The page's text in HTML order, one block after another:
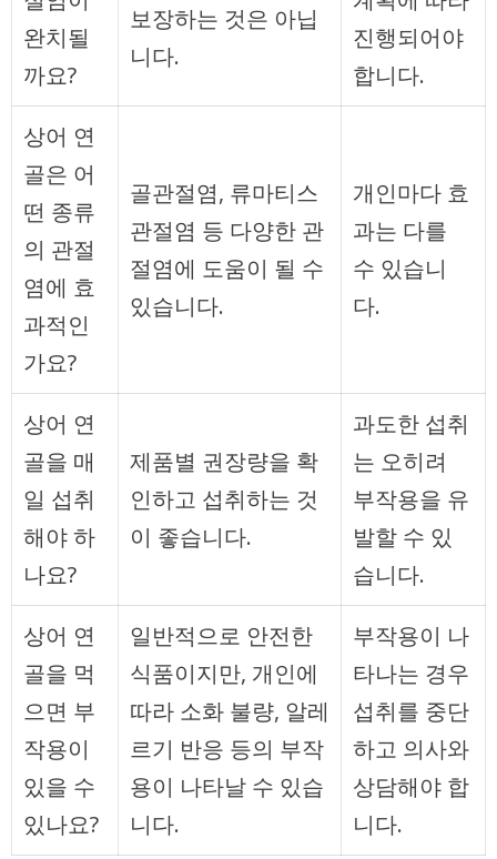
완치될
까요?
보장하는 것은 아닙
니다.
진행되어야
합니다.
상어 연
골은 어
떤 종류
의 관절
염에 효
과적인
가요?
골관절염, 류마티스
관절염 등 다양한 관
절염에 도움이 될 수
있습니다.
개인마다 효
과는 다를
수 있습니
다.
상어 연
골을 매
일 섭취
해야 하
나요?
제품별 권장량을 확
인하고 섭취하는 것
이 좋습니다.
과도한 섭취
는 오히려
부작용을 유
발할 수 있
습니다.
상어 연
골을 먹
으면 부
작용이
있을 수
있나요?
일반적으로 안전한
식품이지만, 개인에
따라 소화 불량, 알레
르기 반응 등의 부작
용이 나타날 수 있습
니다.
부작용이 나
타나는 경우
섭취를 중단
하고 의사와
상담해야 합
니다.